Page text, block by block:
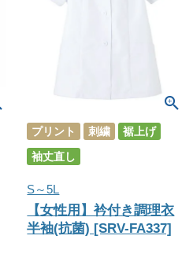
プリント 刺繍
裾上げ
袖丈直し
S～5L
【女性用】衿付き調理衣
半袖(抗菌) [SRV-FA337]